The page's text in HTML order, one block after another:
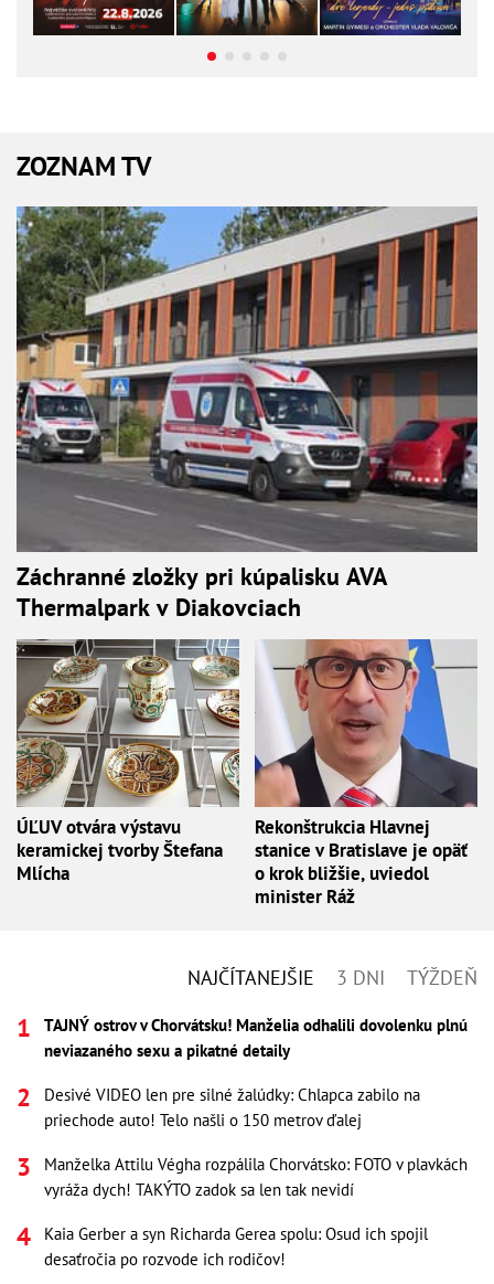
ZOZNAM TV
Záchranné zložky pri kúpalisku AVA
Thermalpark v Diakovciach
ÚĽUV otvára výstavu
keramickej tvorby Štefana
Mlícha
Rekonštrukcia Hlavnej
stanice v Bratislave je opäť
o krok bližšie, uviedol
minister Ráž
NAJČÍTANEJŠIE 3 DNI TÝŽDEŇ
TAJNÝ ostrov v Chorvátsku! Manželia odhalili dovolenku plnú
neviazaného sexu a pikatné detaily
Desivé VIDEO len pre silné žalúdky: Chlapca zabilo na
priechode auto! Telo našli o 150 metrov ďalej
Manželka Attilu Végha rozpálila Chorvátsko: FOTO v plavkách
vyráža dych! TAKÝTO zadok sa len tak nevidí
Kaia Gerber a syn Richarda Gerea spolu: Osud ich spojil
desaťročia po rozvode ich rodičov!